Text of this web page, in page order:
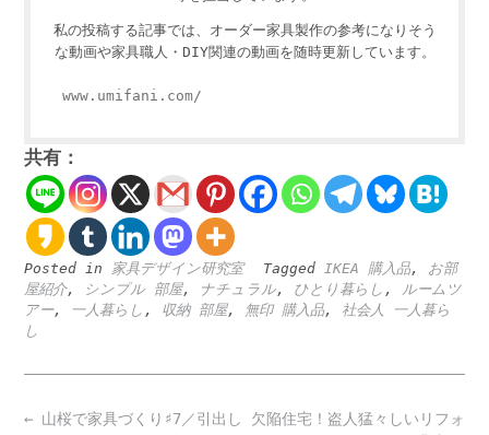
私の投稿する記事では、オーダー家具製作の参考になりそう
な動画や家具職人・DIY関連の動画を随時更新しています。
www.umifani.com/
共有：
Posted in 家具デザイン研究室 Tagged IKEA 購入品,
お部
屋紹介, シンプル 部屋, ナチュラル, ひとり暮らし ,
ルームツ
アー, 一人暮らし , 収納 部屋, 無印 購入品, 社会人 一人暮ら
し
Post
欠陥住宅！盗人猛々しいリフォ
← 山桜で家具づくり♯7／引出し